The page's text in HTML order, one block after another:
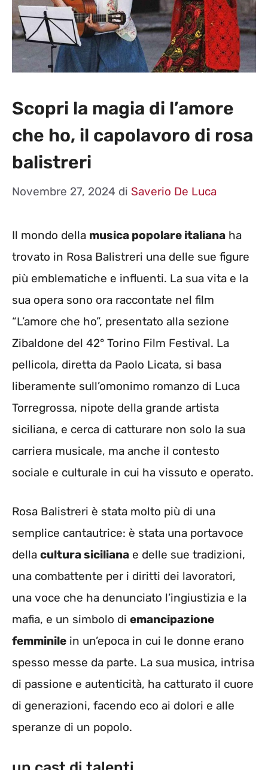
Scopri la magia di l’amore
che ho, il capolavoro di rosa
balistreri
Novembre 27, 2024 di Saverio De Luca
Il mondo della musica popolare italiana ha
trovato in Rosa Balistreri una delle sue figure
più emblematiche e influenti. La sua vita e la
sua opera sono ora raccontate nel film
“L’amore che ho”, presentato alla sezione
Zibaldone del 42° Torino Film Festival. La
pellicola, diretta da Paolo Licata, si basa
liberamente sull’omonimo romanzo di Luca
Torregrossa, nipote della grande artista
siciliana, e cerca di catturare non solo la sua
carriera musicale, ma anche il contesto
sociale e culturale in cui ha vissuto e operato.
Rosa Balistreri è stata molto più di una
semplice cantautrice: è stata una portavoce
della cultura siciliana e delle sue tradizioni,
una combattente per i diritti dei lavoratori,
una voce che ha denunciato l’ingiustizia e la
mafia, e un simbolo di emancipazione
femminile in un’epoca in cui le donne erano
spesso messe da parte. La sua musica, intrisa
di passione e autenticità, ha catturato il cuore
di generazioni, facendo eco ai dolori e alle
speranze di un popolo.